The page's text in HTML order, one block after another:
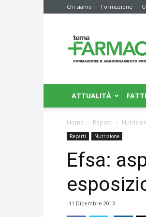
Chi siamo Formazione
News
ATTUALITÀ
Home Reparti
Reparti Nutrizione
Efsa:
11 Dicembre 2013